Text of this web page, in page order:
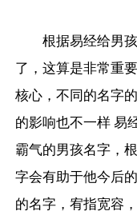
根据易经给男
了，这算是非常重
核心，不同的名字
的影响也不一样 易
霸气的男孩名字，
字会有助于他今后
的名字，宥指宽容